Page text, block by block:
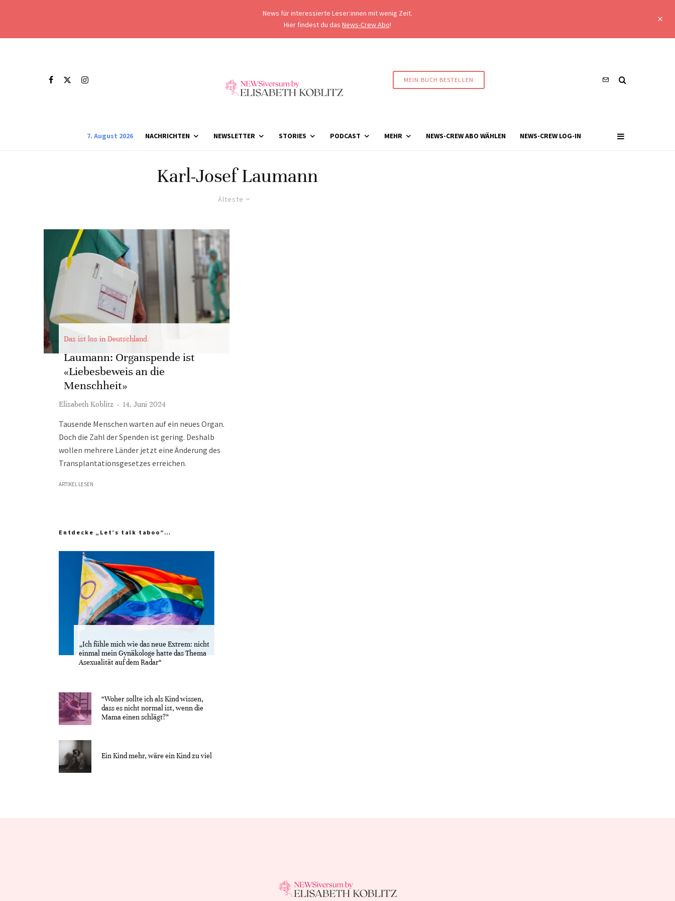
News für interessierte Leser:innen mit wenig Zeit.
Hier findest du das News-Crew Abo!
MEIN BUCH BESTELLEN
7. August 2026 NACHRICHTEN NEWSLETTER STORIES PODCAST MEHR NEWS-CREW ABO WÄHLEN NEWS-CREW LOG-IN
Karl-Josef Laumann
Älteste
Das ist los in Deutschland
Laumann: Organspende ist
«Liebesbeweis an die
Menschheit»
Elisabeth Koblitz · 14. Juni 2024
Tausende Menschen warten auf ein neues Organ.
Doch die Zahl der Spenden ist gering. Deshalb
wollen mehrere Länder jetzt eine Änderung des
Transplantationsgesetzes erreichen.
ARTIKEL LESEN
Entdecke „Let’s talk taboo“…
„Ich fühle mich wie das neue Extrem: nicht
einmal mein Gynäkologe hatte das Thema
Asexualität auf dem Radar“
“Woher sollte ich als Kind wissen,
dass es nicht normal ist, wenn die
Mama einen schlägt?”
Ein Kind mehr, wäre ein Kind zu viel